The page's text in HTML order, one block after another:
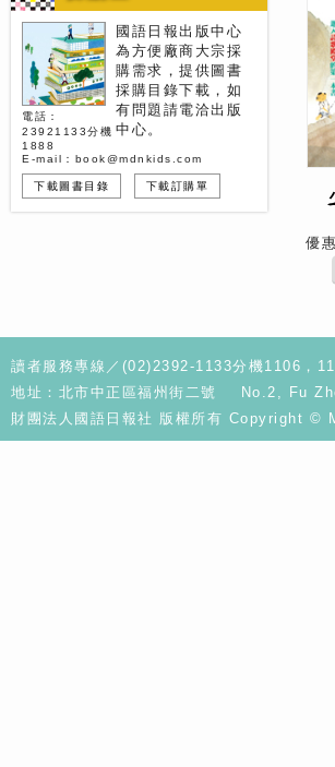
國語日報出版中心
為方便廠商大宗採
購需求，提供圖書
採購目錄下載，如
有問題請電洽出版
中心。
電話：
23921133分機
1888
E-mail：book@mdnkids.com
下載圖書目錄 下載訂購單
優
讀者服務專線／(02)2392-1133分機1106，
地址：北市中正區福州街二號 No.2, Fu
財團法人國語日報社 版權所有 Copyright